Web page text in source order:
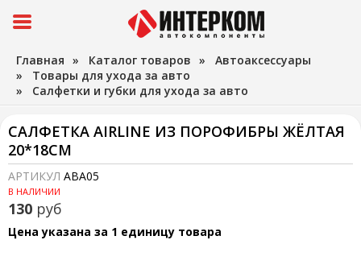
Главная » Каталог товаров » Автоаксессуары
» Товары для ухода за авто
» Салфетки и губки для ухода за авто
САЛФЕТКА AIRLINE ИЗ ПОРОФИБРЫ ЖЁЛТАЯ
20*18СМ
АРТИКУЛ ABA05
В НАЛИЧИИ
130 руб
Цена указана за 1 единицу товара